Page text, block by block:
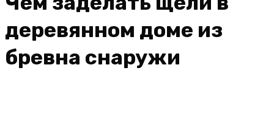
деревянном доме из
бревна снаружи